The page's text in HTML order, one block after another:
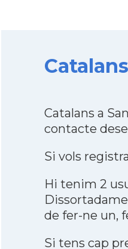
Catalans a
contacte
Si vols
Hi tenim 2
de fer-ne un,
Si tens cap